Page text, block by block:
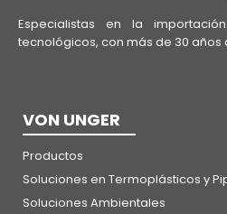
Especialistas en la
tecnológicos, con más de 30 años
VON UNGER
Productos
Soluciones en Termoplásticos y
Soluciones Ambientales